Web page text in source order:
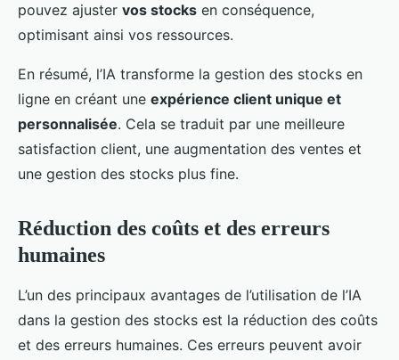
pouvez ajuster vos stocks en conséquence,
optimisant ainsi vos ressources.
En résumé, l’IA transforme la gestion des stocks en
ligne en créant une expérience client unique et
personnalisée. Cela se traduit par une meilleure
satisfaction client, une augmentation des ventes et
une gestion des stocks plus fine.
Réduction des coûts et des erreurs
humaines
L’un des principaux avantages de l’utilisation de l’IA
dans la gestion des stocks est la réduction des coûts
et des erreurs humaines. Ces erreurs peuvent avoir